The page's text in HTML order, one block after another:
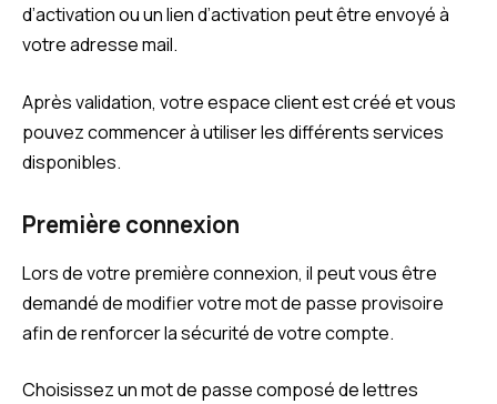
d’activation ou un lien d’activation peut être envoyé à
votre adresse mail.
Après validation, votre espace client est créé et vous
pouvez commencer à utiliser les différents services
disponibles.
Première connexion
Lors de votre première connexion, il peut vous être
demandé de modifier votre mot de passe provisoire
afin de renforcer la sécurité de votre compte.
Choisissez un mot de passe composé de lettres